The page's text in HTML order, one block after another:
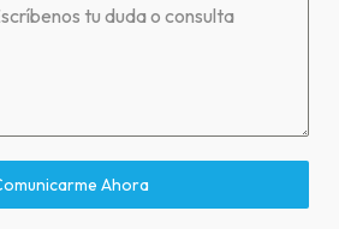
tu duda o consulta
Ahora